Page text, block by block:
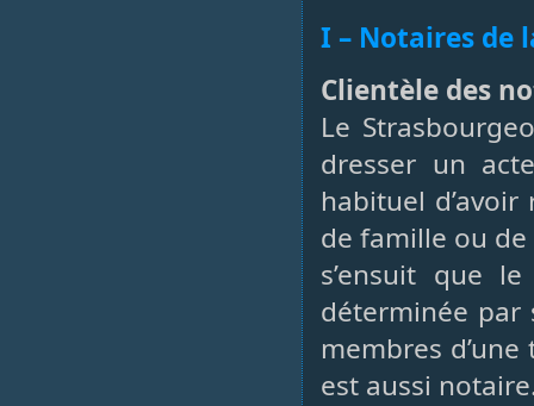
I – Notaires de
Clientèle des
Le
dresser un
habituel
de famille ou
s’ensuit que
déterminée par
membres
est aussi